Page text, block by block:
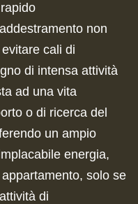
non
cali di
di intensa attività
ad una vita
o di ricerca del
un ampio
energia,
solo se
di